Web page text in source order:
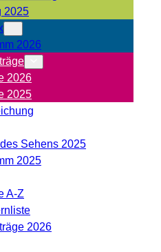
2025
2026
2026
2025
Sehens 2025
2025
A-Z
2026